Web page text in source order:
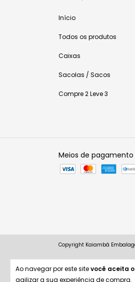
Ao navegar por este sitevocê aceita
agilizar a sua experiência de compra.
Início
Todos os produtos
Caixas
Sacolas / Sacos
Compre 2 Leve 3
Meios de pagamento
Copyright Kaiambá